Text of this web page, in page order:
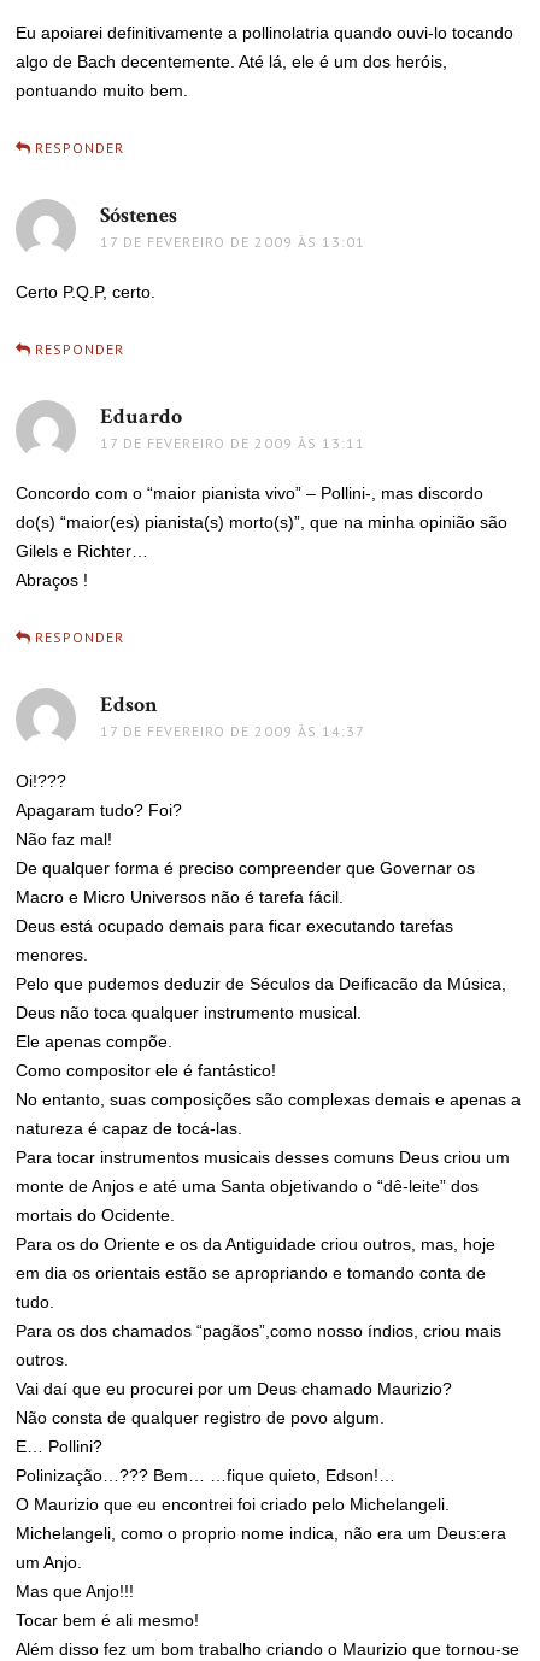
Eu apoiarei definitivamente a pollinolatria quando ouvi-lo tocando
algo de Bach decentemente. Até lá, ele é um dos heróis,
pontuando muito bem.
RESPONDER
Sóstenes
17 DE FEVEREIRO DE 2009 ÀS 13:01
Certo P.Q.P, certo.
RESPONDER
Eduardo
17 DE FEVEREIRO DE 2009 ÀS 13:11
Concordo com o “maior pianista vivo” – Pollini-, mas discordo
do(s) “maior(es) pianista(s) morto(s)”, que na minha opinião são
Gilels e Richter…
Abraços !
RESPONDER
Edson
17 DE FEVEREIRO DE 2009 ÀS 14:37
Oi!???
Apagaram tudo? Foi?
Não faz mal!
De qualquer forma é preciso compreender que Governar os
Macro e Micro Universos não é tarefa fácil.
Deus está ocupado demais para ficar executando tarefas
menores.
Pelo que pudemos deduzir de Séculos da Deificacão da Música,
Deus não toca qualquer instrumento musical.
Ele apenas compõe.
Como compositor ele é fantástico!
No entanto, suas composições são complexas demais e apenas a
natureza é capaz de tocá-las.
Para tocar instrumentos musicais desses comuns Deus criou um
monte de Anjos e até uma Santa objetivando o “dê-leite” dos
mortais do Ocidente.
Para os do Oriente e os da Antiguidade criou outros, mas, hoje
em dia os orientais estão se apropriando e tomando conta de
tudo.
Para os dos chamados “pagãos”,como nosso índios, criou mais
outros.
Vai daí que eu procurei por um Deus chamado Maurizio?
Não consta de qualquer registro de povo algum.
E… Pollini?
Polinização…??? Bem… …fique quieto, Edson!…
O Maurizio que eu encontrei foi criado pelo Michelangeli.
Michelangeli, como o proprio nome indica, não era um Deus:era
um Anjo.
Mas que Anjo!!!
Tocar bem é ali mesmo!
Além disso fez um bom trabalho criando o Maurizio que tornou-se